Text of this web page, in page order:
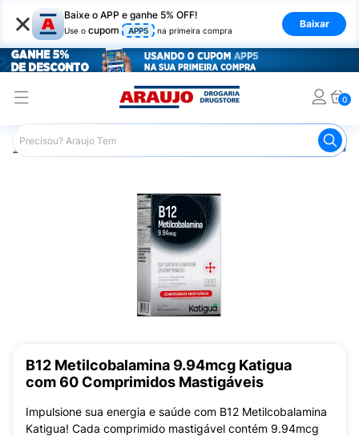
× Baixe o APP e ganhe 5% OFF!
Use o cupom APP5 na primeira compra
Baixar
0
Araujo Saúde e Bem Estar
B12 Metilcobalamina 9.94mcg Katigua
com 60 Comprimidos Mastigáveis
Impulsione sua energia e saúde com B12 Metilcobalamina
Katigua! Cada comprimido mastigável contém 9.94mcg